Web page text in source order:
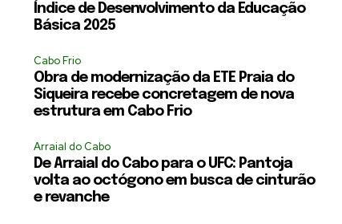
Índice de Desenvolvimento da Educação
Básica 2025
Cabo Frio
Obra de modernização da ETE Praia do
Siqueira recebe concretagem de nova
estrutura em Cabo Frio
Arraial do Cabo
De Arraial do Cabo para o UFC: Pantoja
volta ao octógono em busca de cinturão
e revanche